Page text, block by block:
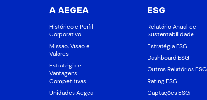
A AEGEA
Histórico e Perfil
Corporativo
Missão, Visão e
Valores
Estratégia e
Vantagens
Competitivas
Unidades Aegea
ESG
Relatório Anual de
Sustentabilidade
Estratégia ESG
Dashboard ESG
Outros Relatórios ESG
Rating ESG
Captações ESG